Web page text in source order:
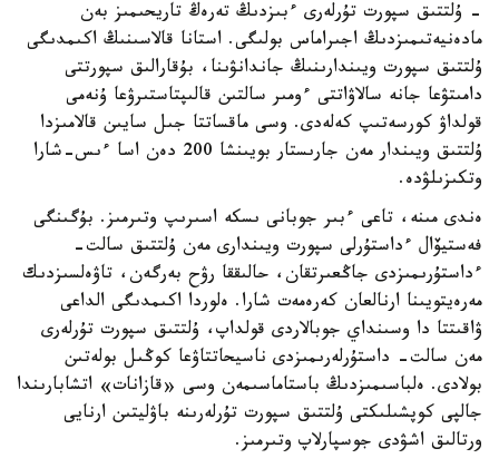
- ۇلتتىق سپورت تۇرلەرى ءبىزدىڭ تەرەڭ تاريحىمىز بەن
مادەنيەتىمىزدىڭ اجىراماس بولىگى. استانا قالاسىنىڭ اكىمدىگى
ۇلتتىق سپورت ويىندارىنىڭ جاندانۋىنا، بۇقارالىق سپورتتى
دامىتۋعا جانە سالاۋاتتى ءومىر سالتىن قالىپتاستىرۋعا ۇنەمى
قولداۋ كورسەتىپ كەلەدى. وسى ماقساتتا جىل سايىن قالامىزدا
ۇلتتىق ويىندار مەن جارىستار بويىنشا 200 دەن اسا ءىس-شارا
وتكىزىلۋدە.
ەندى مىنە، تاعى ءبىر جوبانى ىسكە اسىرىپ وتىرمىز. بۇگىنگى
فەستيۆال ءداستۇرلى سپورت ويىندارى مەن ۇلتتىق سالت-
ءداستۇرىمىزدى جاڭعىرتقان، حالىققا رۋح بەرگەن، تاۋەلسىزدىك
مەرەيتويىنا ارنالعان كەرەمەت شارا. ەلوردا اكىمدىگى الداعى
ۋاقىتتا دا وسىنداي جوبالاردى قولداپ، ۇلتتىق سپورت تۇرلەرى
مەن سالت- داستۇرلەرىمىزدى ناسيحاتتاۋعا كوڭىل بولەتىن
بولادى. ەلباسىمىزدىڭ باستاماسىمەن وسى «قازانات» اتشابارىندا
جالپى كوپشىلىكتى ۇلتتىق سپورت تۇرلەرىنە باۋليتىن ارنايى
ورتالىق اشۋدى جوسپارلاپ وتىرمىز.